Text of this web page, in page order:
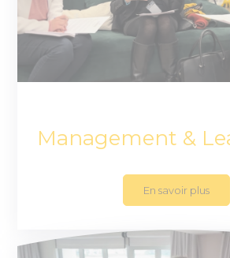
Management &
En savoir plus